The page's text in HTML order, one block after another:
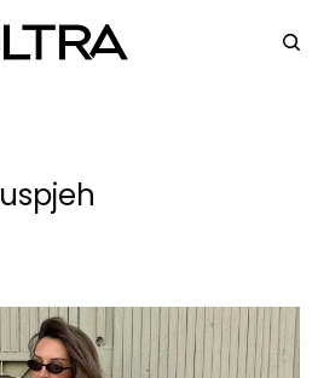
uspjeh